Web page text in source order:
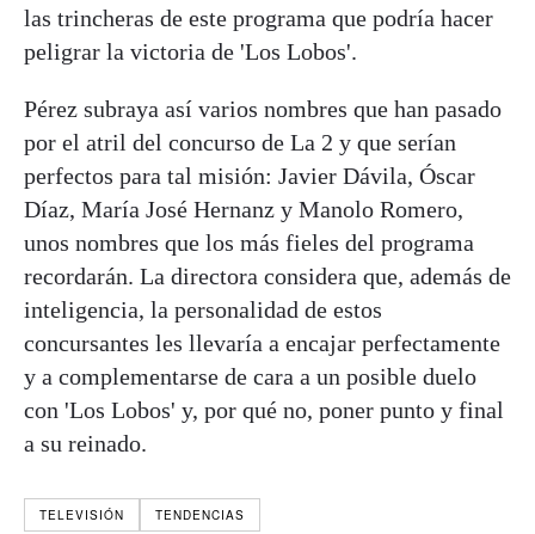
las trincheras de este programa que podría hacer
peligrar la victoria de 'Los Lobos'.
Pérez subraya así varios nombres que han pasado
por el atril del concurso de La 2 y que serían
perfectos para tal misión: Javier Dávila, Óscar
Díaz, María José Hernanz y Manolo Romero,
unos nombres que los más fieles del programa
recordarán. La directora considera que, además de
inteligencia, la personalidad de estos
concursantes les llevaría a encajar perfectamente
y a complementarse de cara a un posible duelo
con 'Los Lobos' y, por qué no, poner punto y final
a su reinado.
TELEVISIÓN TENDENCIAS